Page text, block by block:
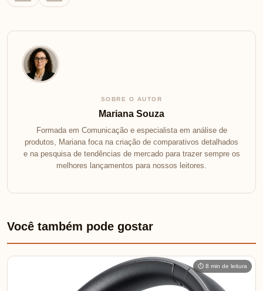
SOBRE O AUTOR
Mariana Souza
Formada em Comunicação e especialista em análise de
produtos, Mariana foca na criação de comparativos detalhados
e na pesquisa de tendências de mercado para trazer sempre os
melhores lançamentos para nossos leitores.
Você também pode gostar
⏱ 8 min de leitura